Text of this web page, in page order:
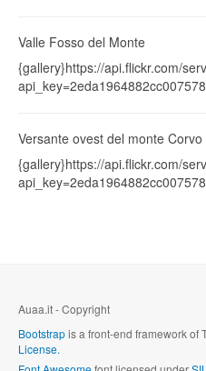
Valle Fosso del Monte
{gallery}https://api.flickr.com/
Versante ovest del monte
{gallery}https://api.flickr.com/
Auaa.it - Copyright
Bootstrapis a front-end framework of
License.